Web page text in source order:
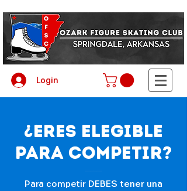
Login
¿Eres elegible
para competir?
Para competir DEBES tener una